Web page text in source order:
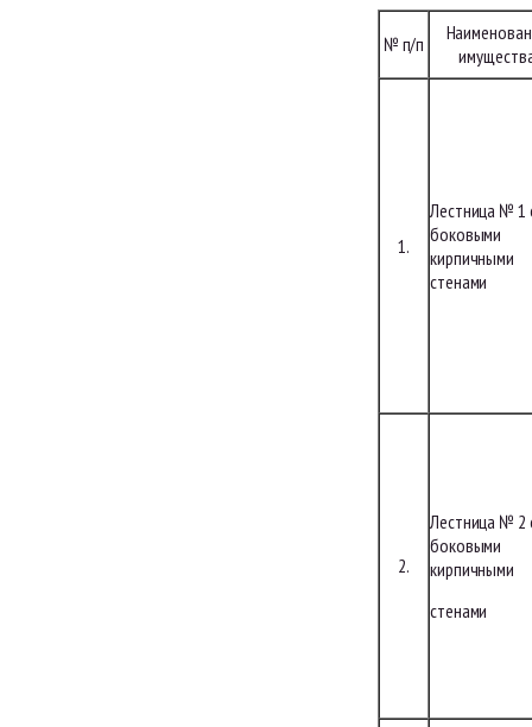
№ п/п
1.
Лестница № 1
боковыми
кирпичными
стенами
2.
Лестница № 2
боковыми
кирпичными
стенами